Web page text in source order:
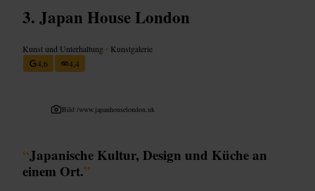
Japan House London
Kunst und Unterhaltung • Kunstgalerie
4,6
4,4
Bild /www.japanhouselondon.uk
“Japanische Kultur, Design und Küche an
einem Ort.”